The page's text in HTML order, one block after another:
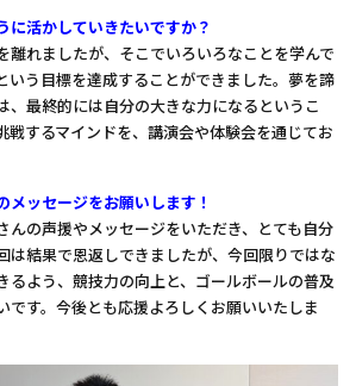
に活かしていきたいですか？
離れましたが、そこでいろいろなことを学んで
いう目標を達成することができました。夢を諦
、最終的には自分の大きな力になるというこ
戦するマインドを、講演会や体験会を通じてお
メッセージをお願いします！
んの声援やメッセージをいただき、とても自分
は結果で恩返しできましたが、今回限りではな
るよう、競技力の向上と、ゴールボールの普及
です。今後とも応援よろしくお願いいたしま